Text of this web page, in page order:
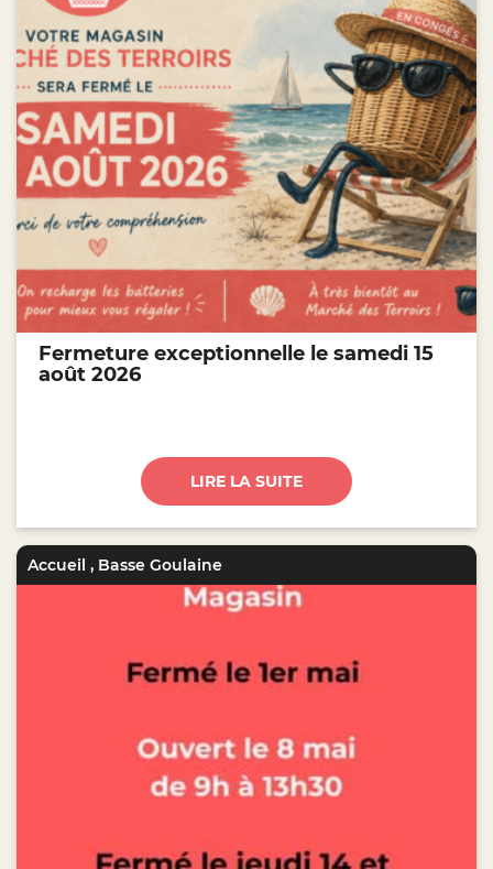
Fermeture exceptionnelle le samedi 15
août 2026
LIRE LA SUITE
Accueil , Basse Goulaine